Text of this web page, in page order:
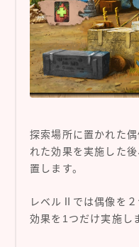
探索場所に置かれた
れた効果を実施した
置します。
レベルⅡでは偶像を
効果を1つだけ実施し